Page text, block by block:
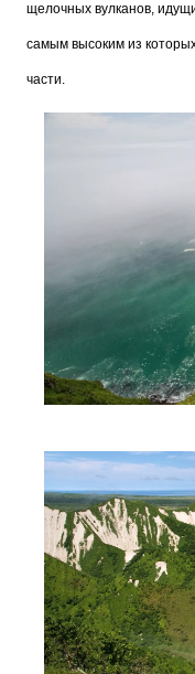
щелочных вулканов,
самым высоким из
части.